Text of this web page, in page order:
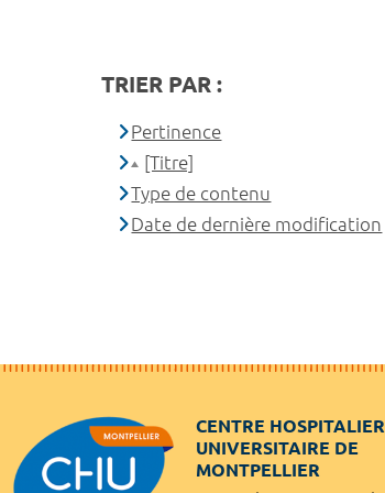
TRIER PAR :
Pertinence
[Titre]
Type de contenu
Date de dernière modification
CENTRE HOSPITALIER
UNIVERSITAIRE DE
MONTPELLIER